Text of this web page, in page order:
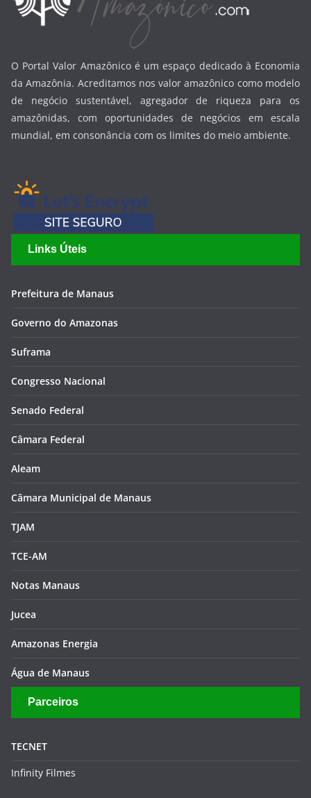
O Portal Valor Amazônico é um espaço dedicado à Economia
da Amazônia. Acreditamos nos valor amazônico como modelo
de negócio sustentável, agregador de riqueza para os
amazônidas, com oportunidades de negócios em escala
mundial, em consonância com os limites do meio ambiente.
Links Úteis
Prefeitura de Manaus
Governo do Amazonas
Suframa
Congresso Nacional
Senado Federal
Câmara Federal
Aleam
Câmara Municipal de Manaus
TJAM
TCE-AM
Notas Manaus
Jucea
Amazonas Energia
Água de Manaus
Parceiros
TECNET
Infinity Filmes